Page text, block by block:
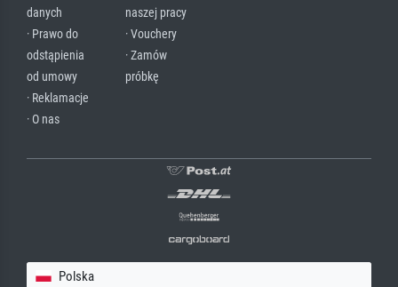
danych
· Prawo do
odstąpienia
od umowy
· Reklamacje
· O nas
naszej pracy
· Vouchery
· Zamów
próbkę
Polska